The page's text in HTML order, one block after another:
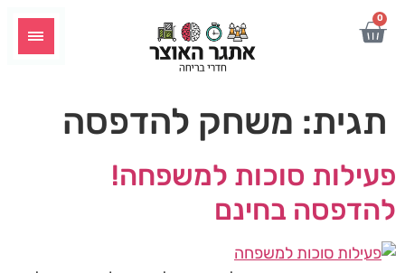
לתוכן
0
תגית: משחק להדפסה
פעילות סוכות למשפחה!
להדפסה בחינם